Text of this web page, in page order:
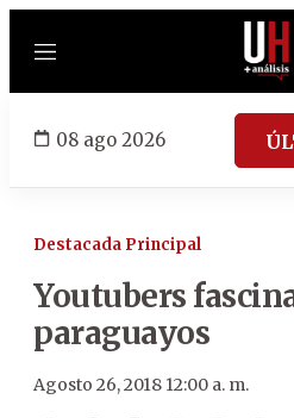
Menú
08 ago 2026
Destacada Principal
Youtubers
paraguayos
Agosto 26, 2018 12:00 a. m.